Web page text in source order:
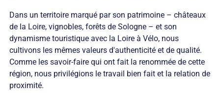
Dans un territoire marqué par son patrimoine – châteaux
de la Loire, vignobles, forêts de Sologne – et son
dynamisme touristique avec la Loire à Vélo, nous
cultivons les mêmes valeurs d'authenticité et de qualité.
Comme les savoir-faire qui ont fait la renommée de cette
région, nous privilégions le travail bien fait et la relation de
proximité.